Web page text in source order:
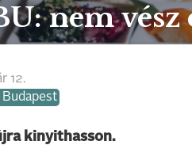
nem vész
12.
Budapest
kinyithasson.